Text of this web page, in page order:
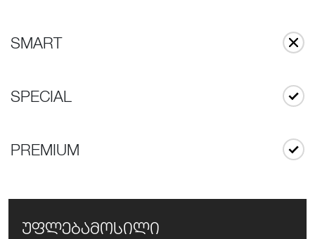
SMART
SPECIAL
PREMIUM
უფლებამოსილი